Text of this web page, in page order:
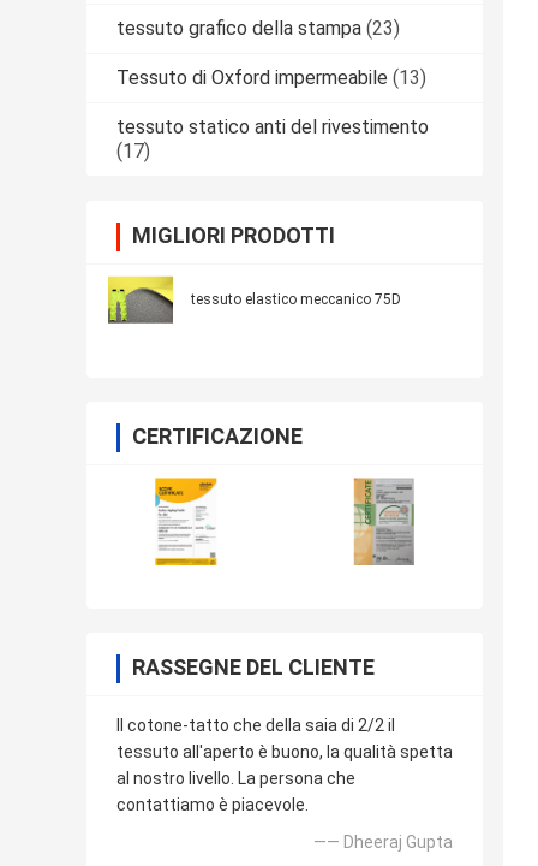
tessuto grafico della stampa (23)
Tessuto di Oxford impermeabile (13)
tessuto statico anti del rivestimento
(17)
MIGLIORI PRODOTTI
tessuto elastico meccanico 75D
CERTIFICAZIONE
RASSEGNE DEL CLIENTE
Il cotone-tatto che della saia di 2/2 il
tessuto all'aperto è buono, la qualità spetta
al nostro livello. La persona che
contattiamo è piacevole.
—— Dheeraj Gupta